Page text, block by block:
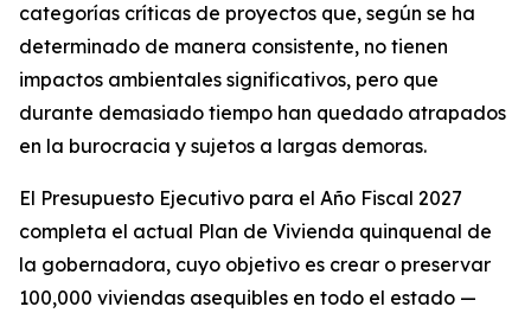
categorías críticas de proyectos que, según se ha
determinado de manera consistente, no tienen
impactos ambientales significativos, pero que
durante demasiado tiempo han quedado atrapados
en la burocracia y sujetos a largas demoras.
El Presupuesto Ejecutivo para el Año Fiscal 2027
completa el actual Plan de Vivienda quinquenal de
la gobernadora, cuyo objetivo es crear o preservar
100,000 viviendas asequibles en todo el estado —